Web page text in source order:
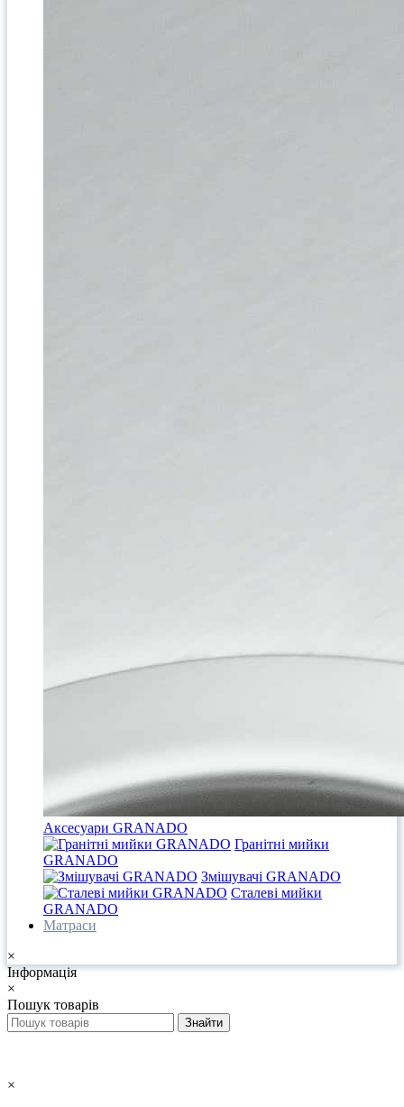
Аксесуари GRANADO
Гранітні мийки
GRANADO
Змішувачі GRANADO
Сталеві мийки
GRANADO
Матраси
×
Інформація
×
Пошук товарів
×